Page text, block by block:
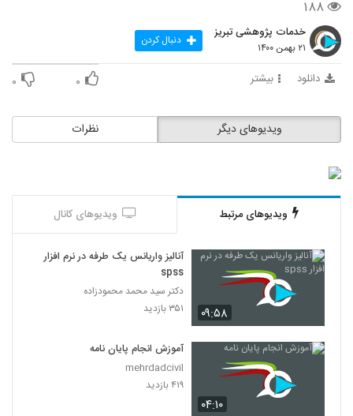
۱۸۸
خدمات پژوهشی تبریز
۲۱ بهمن ۱۴۰۰ دنبال کردن
دانلود بیشتر ۰ ۰
نظرات ویدیوهای دیگر
ویدیوهای مرتبط ویدیوهای کانال
۰۹:۵۸
آنالیز واریانس یک طرفه در نرم افزار
spss
دکتر سید محمد محمودزاده
۳۵۱ بازدید
۰۴:۱۰
آموزش انجام پایان نامه
mehrdadcivil
۴۱۹ بازدید